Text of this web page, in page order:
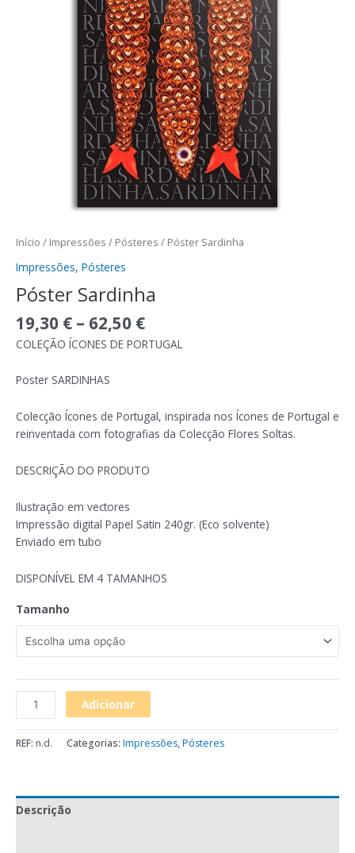
Início / Impressões / Pósteres / Póster Sardinha
Impressões, Pósteres
Póster Sardinha
19,30 € – 62,50 €
COLEÇÃO ÍCONES DE PORTUGAL
Poster SARDINHAS
Colecção Ícones de Portugal, inspirada nos Ícones de Portugal e
reinventada com fotografias da Colecção Flores Soltas.
DESCRIÇÃO DO PRODUTO
Ilustração em vectores
Impressão digital Papel Satin 240gr. (Eco solvente)
Enviado em tubo
DISPONÍVEL EM 4 TAMANHOS
Tamanho
Adicionar
REF: n.d. Categorias: Impressões,Pósteres
Descrição